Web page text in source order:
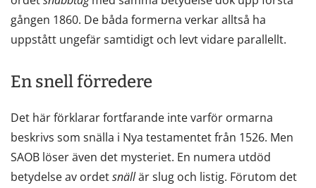
gången 1860. De båda formerna verkar alltså ha
uppstått ungefär samtidigt och levt vidare parallellt.
En snell förredere
Det här förklarar fortfarande inte varför ormarna
beskrivs som snälla i Nya testamentet från 1526. Men
SAOB löser även det mysteriet. En numera utdöd
betydelse av ordetsnällär slug och listig. Förutom det